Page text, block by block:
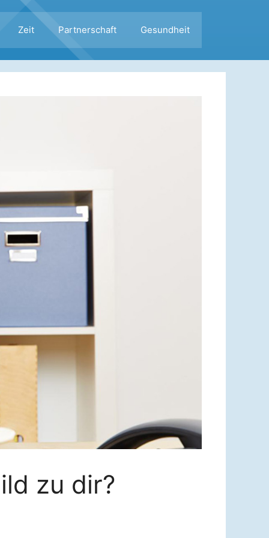
Zeit Partnerschaft Gesundheit
zu dir?